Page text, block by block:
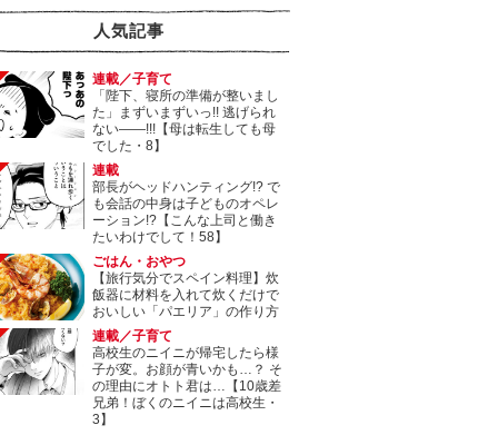
人気記事
連載／子育て
「陛下、寝所の準備が整いまし
た」まずいまずいっ!! 逃げられ
ない――!!!【母は転生しても母
でした・8】
連載
部長がヘッドハンティング!? で
も会話の中身は子どものオペレ
ーション!?【こんな上司と働き
たいわけでして！58】
ごはん・おやつ
【旅行気分でスペイン料理】炊
飯器に材料を入れて炊くだけで
おいしい「パエリア」の作り方
連載／子育て
高校生のニイニが帰宅したら様
子が変。お顔が青いかも…？ そ
の理由にオトト君は…【10歳差
兄弟！ぼくのニイニは高校生・
3】